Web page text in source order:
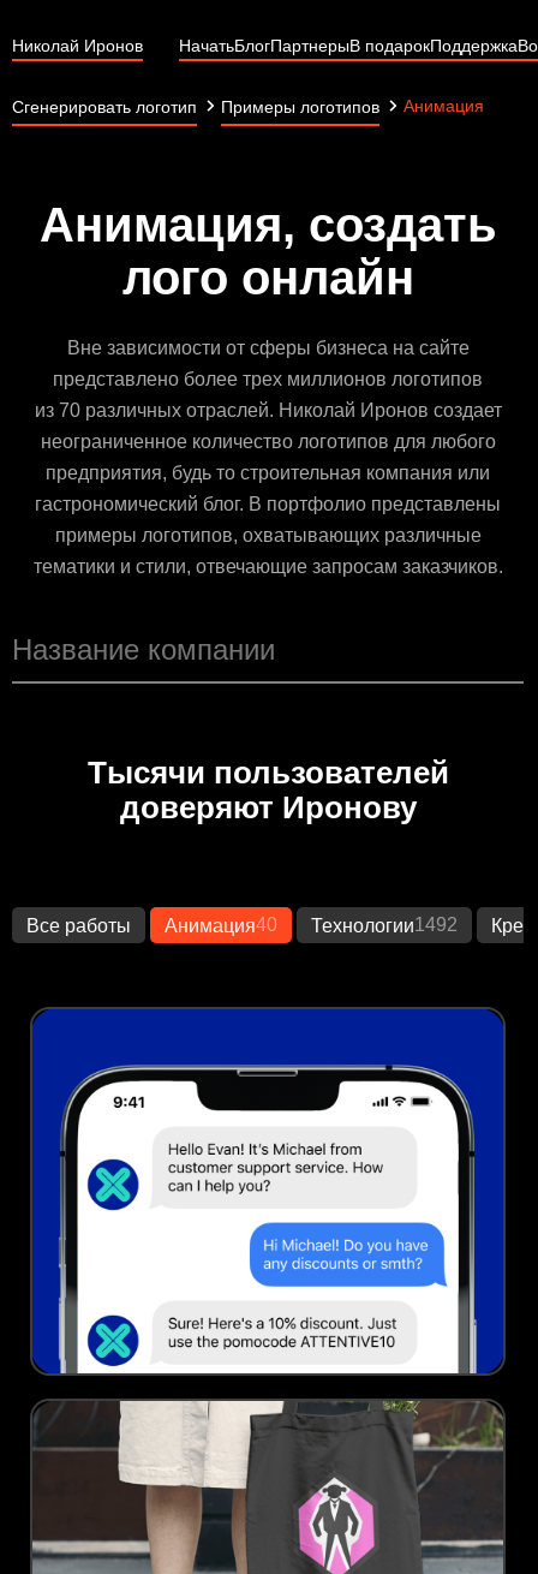
Николай Иронов НачатьБлогПартнерыВ подарокПоддержка
Сгенерировать логотип Примеры логотипов Анимация
Анимация, создать
лого онлайн
Вне зависимости от сферы бизнеса на сайте
представлено более трех миллионов логотипов
из 70 различных отраслей. Николай Иронов создает
неограниченное количество логотипов для любого
предприятия, будь то строительная компания или
гастрономический блог. В портфолио представлены
примеры логотипов, охватывающих различные
тематики и стили, отвечающие запросам заказчиков.
Тысячи пользователей
доверяют Иронову
Все работы Анимация40 Технологии1492